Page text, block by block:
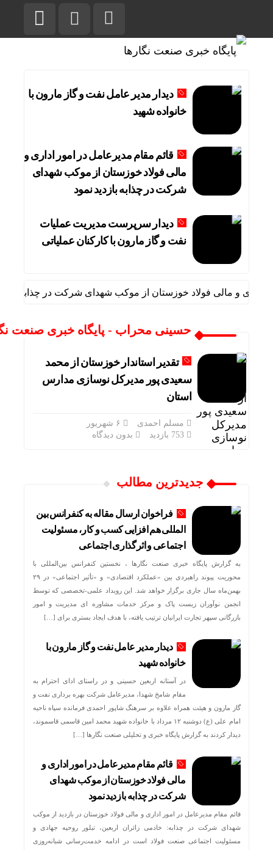
دیدار مدیر عامل نفت و گاز مارون با
خانواده شهید
قائم مقام مدیرعامل در امور اداری و
مالی فولاد خوزستان از موکب شهدای
شرکت در چذابه بازدید نمود
دیدار سرپرست مدیریت عملیات
نفت و گاز مارون با کارکنان عملیاتی
اداری و مالی فولاد خوزستان از موکب شهدای شرکت در چذابه
حسینی محراب - پایگاه خبری صنعت
تقدیر استاندار خوزستان از محمد
سعیدی پور مدیرکل نوسازی مدارس
استان
مسلم احمدی
بدون دیدگاه
جدیدترین مطالب
فراخوان ارسال مقاله به کنفرانس بین
المللی هم افزایی کسب و کار، مسئولیت
اجتماعی و اثرگذاری اجتماعی
به گزارش پایگاه خبری صنعت نگارها ، نخستین کنفرانس بین‌المللی با
محوریت پیوند راهبردی بین «عملکرد اقتصادی» و «تأثیر اجتماعی» در ۲۹
بهمن‌ماه سال جاری برگزار خواهد شد. این رویداد علمی-تخصصی که توسط
انجمن نوآوران زیست پاک و مرکز خدمات مشاوره ای مدیریت و امور
بازرگانی سپهر تجارت ایرانیان ترتیب یافته، با هدف ایجاد بستری برای […]
دیدار مدیر عامل نفت و گاز مارون با
خانواده شهید
در آستانه اربعین حسینی و در راستای ادای احترام به
مقام شامخ شهدا، مدیرعامل شرکت بهره برداری نفت و
گاز مارون و هیئت همراه علاوه بر سرهنگ شاپور احمدی فرمانده سپاه ناحیه
امام علی (ع) دوشنبه ۱۲ مرداد با خانواده شهید محمد امین قاسمی قاسموند،
دیدار کردند به گزارش پایگاه خبری و تحلیلی صنعت نگارها […]
قائم مقام مدیرعامل در امور اداری و
مالی فولاد خوزستان از موکب شهدای
شرکت در چذابه بازدید نمود
قائم مقام مدیرعامل در امور اداری و مالی فولاد خوزستان در بازدید از موکب
شهدای شرکت در چذابه: خادمی زائران اربعین، تبلور روحیه جهادی و
مسئولیت اجتماعی صنعت فولاد است در ادامه خدمت‌رسانی شبانه‌روزی